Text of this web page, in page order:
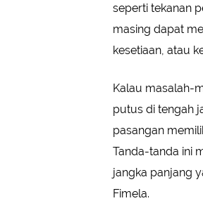
seperti tekanan
masing dapat
kesetiaan, atau
Kalau masalah-
putus di tengah
pasangan
Tanda-tanda ini
jangka panjang
Fimela.